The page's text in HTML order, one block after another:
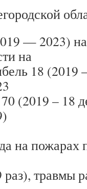
— 2023)
на
18 (2019
(2019 – 18
на пожарах
раз), травмы